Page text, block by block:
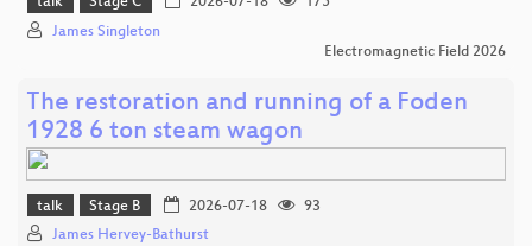
James Singleton
Electromagnetic Field 2026
The restoration and running of a Foden
1928 6 ton steam wagon
talk Stage B 2026-07-18
93
James Hervey-Bathurst